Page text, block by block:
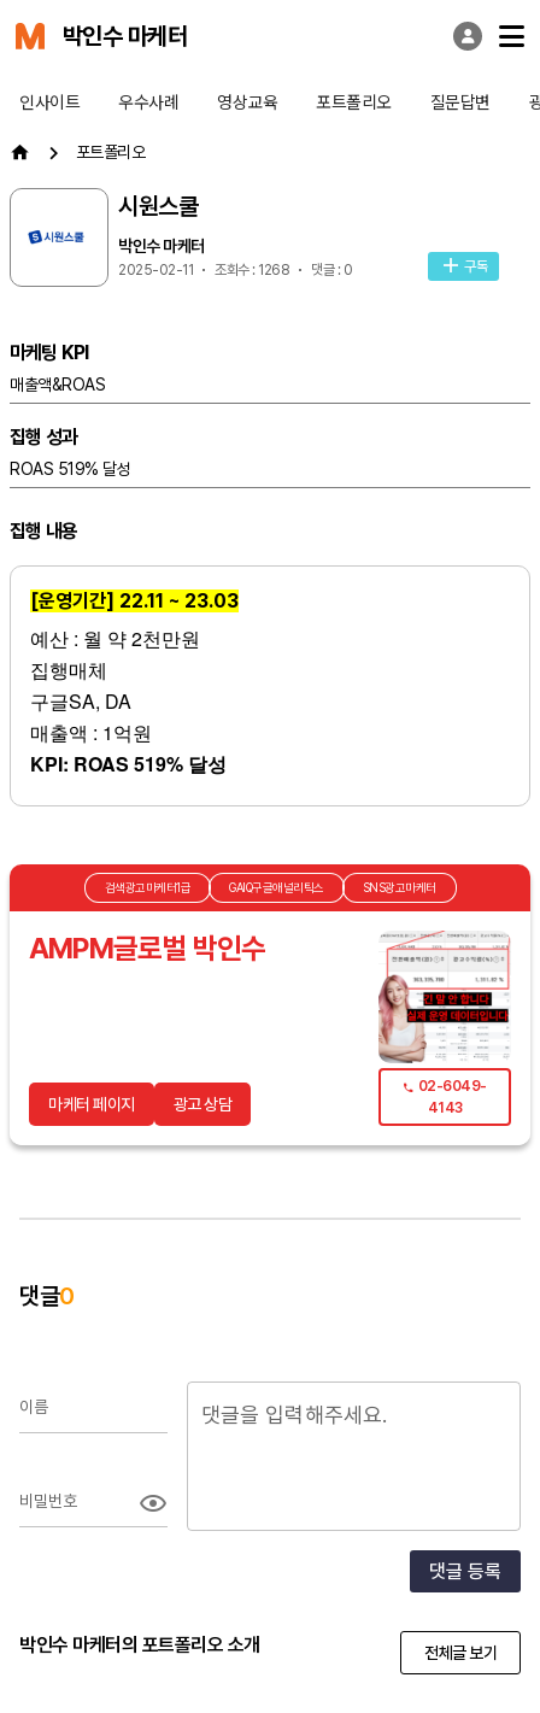
박인수 마케터
인사이트 우수사례 영상교육 포트폴리오 질문답변
포트폴리오
시원스쿨
박인수 마케터
2025-02-11 조회수 : 1268 댓글 : 0 구독
마케팅 KPI
매출액&ROAS
집행 성과
ROAS 519% 달성
집행 내용
[운영기간] 22.11 ~ 23.03
예산 : 월 약 2천만원
집행매체
구글SA, DA
매출액 : 1억원
KPI: ROAS 519% 달성
검색광고마케터1급 GAIQ구글애널리틱스 SNS광고마케터
AMPM글로벌 박인수
마케터 페이지 광고 상담
02-6049-
4143
댓글0
이름
비밀번호
댓글 등록
박인수 마케터의 포트폴리오 소개 전체글 보기